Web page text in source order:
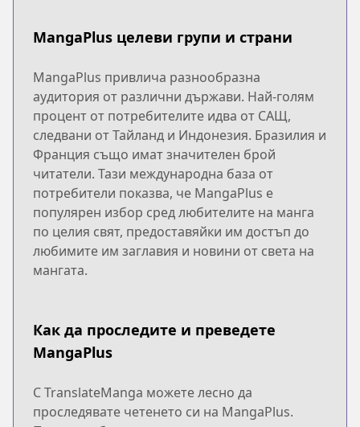
MangaPlus целеви групи и страни
MangaPlus привлича разнообразна
аудитория от различни държави. Най-голям
процент от потребителите идва от САЩ,
следвани от Тайланд и Индонезия. Бразилия и
Франция също имат значителен брой
читатели. Тази международна база от
потребители показва, че MangaPlus е
популярен избор сред любителите на манга
по целия свят, предоставяйки им достъп до
любимите им заглавия и новини от света на
мангата.
Как да проследите и преведете
MangaPlus
С TranslateManga можете лесно да
проследявате четенето си на MangaPlus.